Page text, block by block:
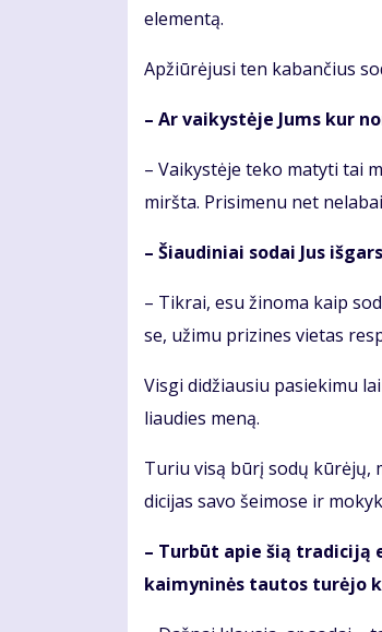
ele­men­tą.
Ap­žiū­rė­ju­si ten ka­ban­čius
– Ar vai­kys­tė­je Jums kur
– Vai­kys­tė­je te­ko ma­ty­ti tai
mirš­ta. Pri­si­me­nu net
– Šiau­di­niai so­dai Jus
– Tik­rai, esu ži­no­ma kaip
se, už­imu pri­zi­nes vie­tas
Vis­gi di­džiau­siu pa­sie­ki­mu
liau­dies me­ną.
Tu­riu vi­są bū­rį so­dų
di­ci­jas sa­vo šei­mo­se ir
– Tur­būt apie šią tra­di­ci­ją
kai­my­ni­nės tau­tos tu­rė­jo